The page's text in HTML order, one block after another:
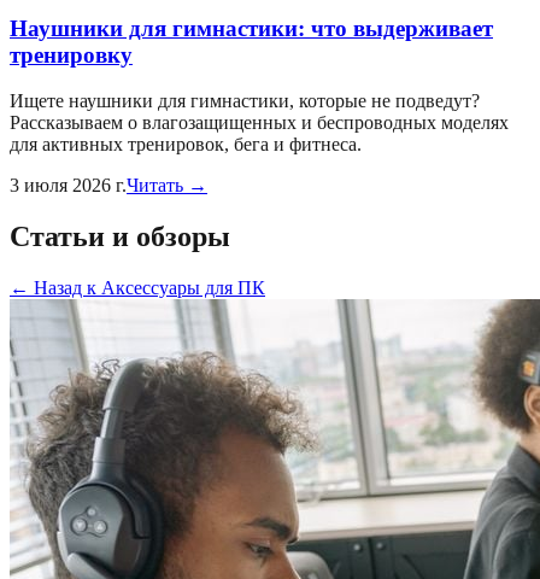
Наушники для гимнастики: что выдерживает
тренировку
Ищете наушники для гимнастики, которые не подведут?
Рассказываем о влагозащищенных и беспроводных моделях
для активных тренировок, бега и фитнеса.
3 июля 2026 г.Читать →
Статьи и обзоры
← Назад к Аксессуары для ПК